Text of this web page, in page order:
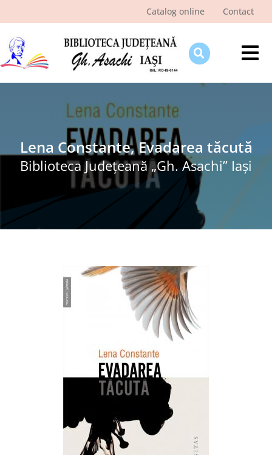
Catalog online Contact
Pagina cititorului
Ştiri şi evenimente
Programe şi proiecte
Lena Constante, Evadarea tăcută
Biblioteca Judeţeană „Gh. Asachi” Iaşi